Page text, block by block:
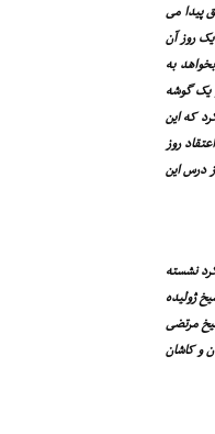
پیدا مى
روز آن
به
یک گوشه
که این
روز
درس این
نشسته
ژولیده
مرتضى
و کاشان